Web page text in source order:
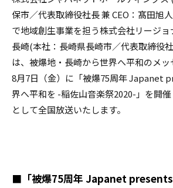
保市／代表取締役社長 兼 CEO：髙田旭
で地域創生事業を担う株式会社リージ
長崎(本社：長崎県長崎市／代表取締役社
は、被爆地・長崎から世界へ平和のメッ
8月7日（金）に「被爆75周年 Japanet
界へ平和を -稲佐山音楽祭2020-」を開
として全国放送いたします。
■「被爆75周年 Japanet